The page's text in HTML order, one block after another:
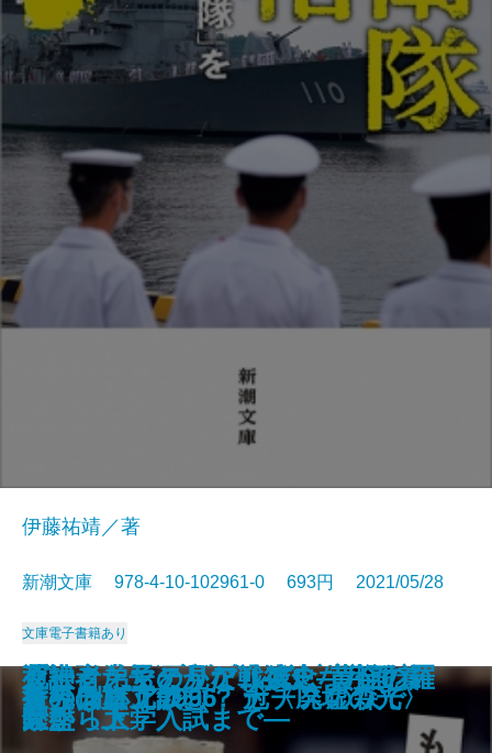
「十五少年漂流記」への旅―幻の
島を探して―
てんげんつう
紫ノ宮沙霧のビブリオセラピー―
夢音堂書店と秘密の本棚―
ダーク・マテリアルズIII 琥珀の
望遠鏡〔上〕
ダーク・マテリアルズIII 琥珀の
望遠鏡〔下〕
ブック・オブ・ダストI 美しき野
生〔上〕
ブック・オブ・ダストI 美しき野
生〔下〕
女副署長 緊急配備
鏡じかけの夢
自衛隊失格―私が「特殊部隊」を
去った理由―
伊藤祐靖／著
新潮文庫 978-4-10-102961-0 693円 2021/05/28
文庫電子書籍あり
もう一杯、飲む？
夜の側に立つ
オリンピア1936 ナチスの森で
オリンピア1996 冠〈廃墟の光〉
世界はゴ冗談
通訳者たちの見た戦後史―月面着
陸から大学入試まで―
茶筅の旗
死神と弟子とかなり残念な小説
家。
ダーク・マテリアルズI 黄金の羅
針盤〔上〕
ダーク・マテリアルズI 黄金の羅
針盤〔下〕